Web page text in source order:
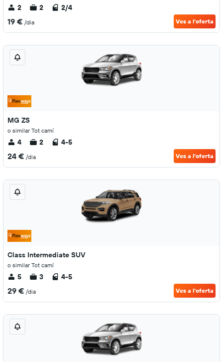
2 2 2/4
19 € /dia Ves a l'oferta
MG ZS
o similar Tot camí
4 2 4-5
24 € /dia Ves a l'oferta
Class Intermediate SUV
o similar Tot camí
5 3 4-5
29 € /dia Ves a l'oferta